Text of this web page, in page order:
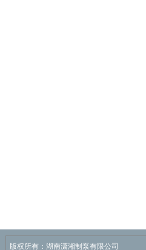
版权所有：湖南潇湘制泵有限公司